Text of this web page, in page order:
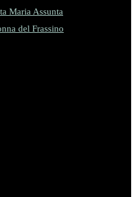
Maria Assunta
del Frassino